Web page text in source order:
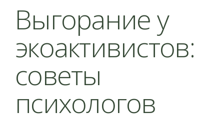
Выгорание у
экоактивистов:
советы
психологов